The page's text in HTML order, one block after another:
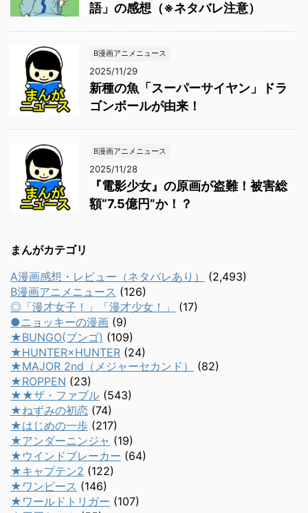
語」の感想（※ネタバレ注意）
B漫画アニメニュース
2025/11/29
新種の魚「スーパーサイヤン」ドラ
ゴンボールが由来！
B漫画アニメニュース
2025/11/28
『電影少女』の原画が盗難！被害総
額“7.5億円”か！？
まんがカテゴリ
A漫画感想・レビュー（ネタバレあり）
(2,493)
B漫画アニメニュース (126)
◎「漫才女子！」「漫才少女！」
(17)
●ニョッキーの漫画 (9)
★BUNGO(ブンゴ) (109)
★HUNTER×HUNTER (24)
★MAJOR 2nd（メジャーセカンド）
(82)
★ROPPEN (23)
★★ザ・ファブル (543)
★ねずみの初恋 (74)
★はじめの一歩 (217)
★アンダーニンジャ (19)
★ウインドブレーカー (64)
★キャプテン2 (122)
★ワンピース (146)
★ワールドトリガー (107)